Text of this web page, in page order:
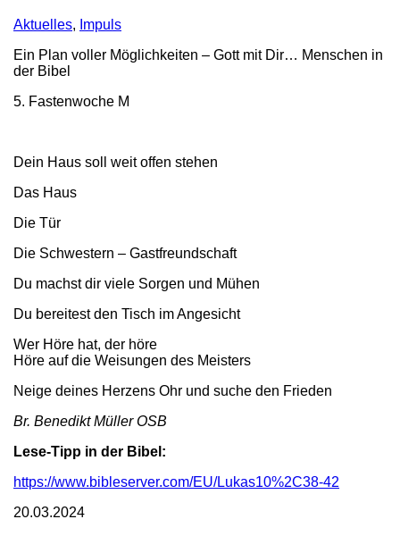
Aktuelles, Impuls
Ein Plan voller Möglichkeiten – Gott mit Dir… Menschen in
der Bibel
5. Fastenwoche M
Dein Haus soll weit offen stehen
Das Haus
Die Tür
Die Schwestern – Gastfreundschaft
Du machst dir viele Sorgen und Mühen
Du bereitest den Tisch im Angesicht
Wer Höre hat, der höre
Höre auf die Weisungen des Meisters
Neige deines Herzens Ohr und suche den Frieden
Br. Benedikt Müller OSB
Lese-Tipp in der Bibel:
https://www.bibleserver.com/EU/Lukas10%2C38-42
20.03.2024